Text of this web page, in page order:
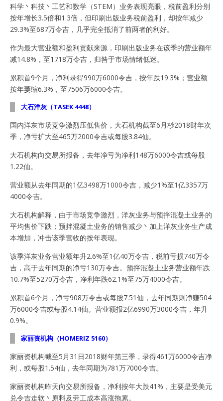
科学丶科技丶工艺和数学（STEM）业务表现亮眼，税前盈利分别
按年增长3.5倍和1.3倍，但印刷出版业务税前盈利，却按年减少
29.3%至687万令吉，几乎完全抵消了前两者的利好。
作为最大营业额和盈利贡献来源，印刷出版业务在该季的营业额年
减14.8%，至1718万令吉，归咎于市场情绪低迷。
累积首9个月，净利录得990万6000令吉，按年跌19.3%；营业额
按年萎缩6.3%，至7506万6000令吉。
大石洋灰（TASEK 4448）
国内洋灰市场竞争激烈压低售价，大石机构截至6月杪2018财年次
季，净亏扩大至465万2000令吉或每股3.84仙。
大石机构向交易所报备，去年净亏为净利148万6000令吉或每股
1.22仙。
营业额从去年同期的1亿3498万1000令吉，减少1%至1亿3357万
4000令吉。
大石机构解释，由于市场竞争激烈，洋灰业务与预拌混凝土业务的
平均售价下跌；预拌混凝土业务的销售减少丶加上洋灰业务生产成
本增加，冲击该季营收的按年表现。
该季洋灰业务营业额年升2.6%至1亿40万令吉，税前亏损740万令
吉，高于去年同期的净亏130万令吉。预拌混凝土业务营业额年跌
10.7%至5270万令吉，净利年跌62.1%至75万4000令吉。
累积首6个月，净亏908万令吉或每股7.51仙，去年同期则净赚504
万6000令吉或每股4.14仙。营业额报2亿6990万3000令吉，年升
0.9%。
家丽资机构（HOMERIZ 5160）
家丽资机构截至5月31日2018财年第三季，录得461万6000令吉净
利，或每股1.54仙，去年同期为781万7000令吉。
家丽资机构昨天向交易所报备，净利按年大跌41%，主要是受美元
兑令吉走软丶原料及劳工成本高涨拖累。